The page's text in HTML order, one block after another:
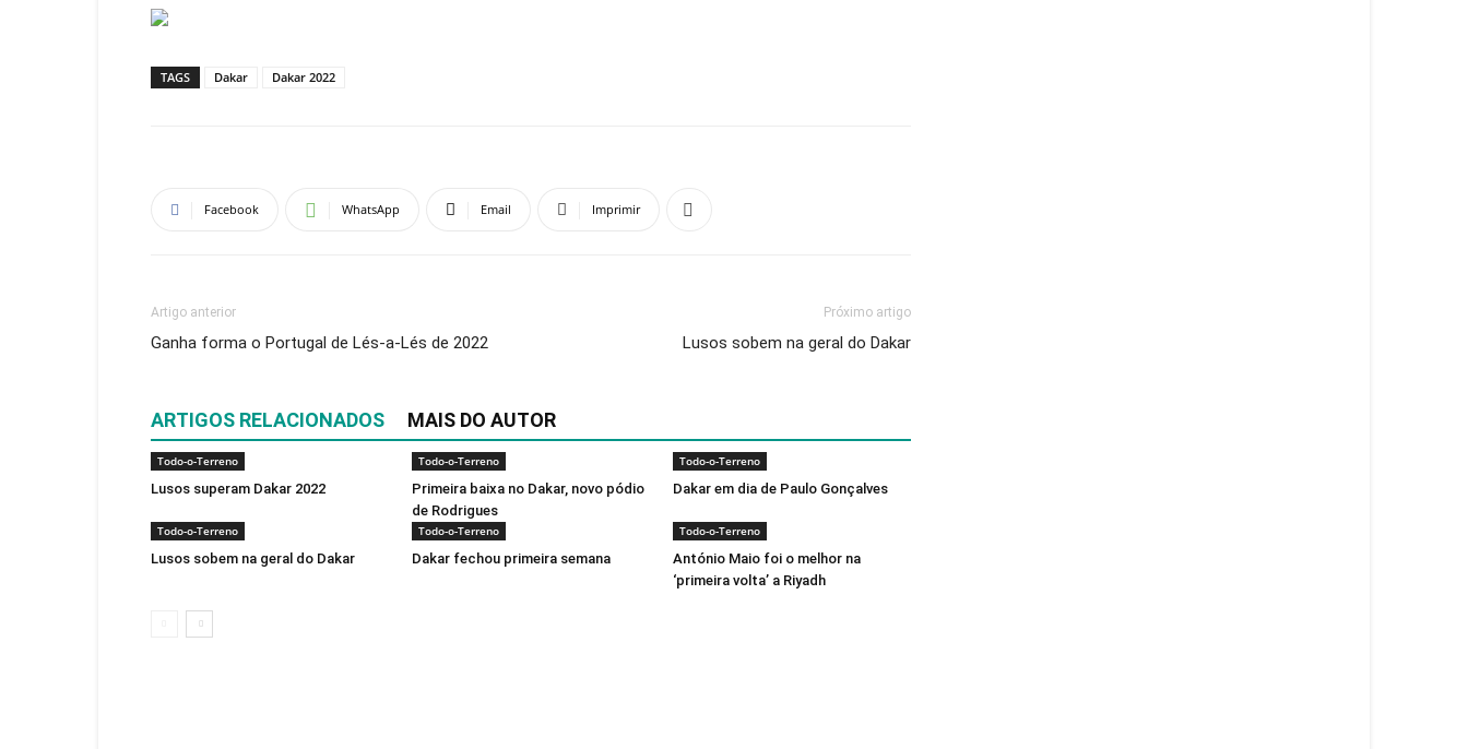
TAGS Dakar Dakar 2022
Facebook WhatsApp Email Imprimir
Artigo anterior
Ganha forma o Portugal de Lés-a-Lés de 2022
Próximo artigo
Lusos sobem na geral do Dakar
ARTIGOS RELACIONADOS MAIS DO AUTOR
Todo-o-Terreno
Lusos superam Dakar 2022
Todo-o-Terreno
Primeira baixa no Dakar, novo pódio
de Rodrigues
Todo-o-Terreno
Dakar em dia de Paulo Gonçalves
Todo-o-Terreno
Lusos sobem na geral do Dakar
Todo-o-Terreno
Dakar fechou primeira semana
Todo-o-Terreno
António Maio foi o melhor na
‘primeira volta’ a Riyadh